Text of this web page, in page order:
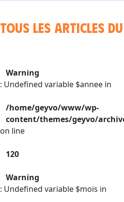
Tous les articles
Warning
: Undefined variable $annee in
/home/geyvo/www/wp-
content/themes/geyvo/
on line
120
Warning
: Undefined variable $mois in